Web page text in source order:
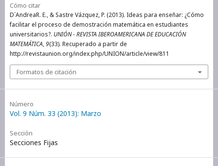
Cómo citar
D´AndreaR. E., & Sastre Vázquez, P. (2013). Ideas para enseñar: ¿Cómo
facilitar el proceso de demostración matemática en estudiantes
universitarios?. UNIÓN - REVISTA IBEROAMERICANA DE EDUCACIÓN
MATEMÁTICA,9(33). Recuperado a partir de
http://revistaunion.org/index.php/UNION/article/view/811
Formatos de citación
Número
Vol. 9 Núm. 33 (2013): Marzo
Sección
Secciones Fijas